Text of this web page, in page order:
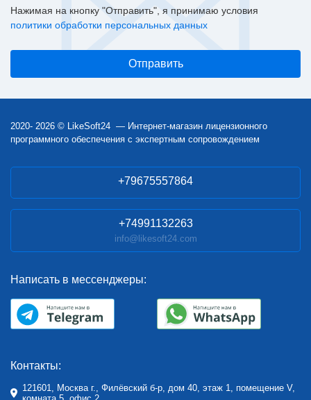
Нажимая на кнопку "Отправить", я принимаю условия
политики обработки персональных данных
2020- 2026 © LikeSoft24 — Интернет-магазин лицензионного
программного обеспечения с экспертным сопровождением
+79675557864
+74991132263
info@likesoft24.com
Написать в мессенджеры:
Контакты:
121601, Москва г., Филёвский б-р, дом 40, этаж 1, помещение V,